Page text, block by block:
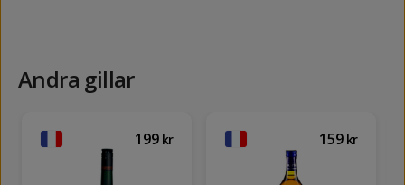
Andra gillar
199 kr 159 kr